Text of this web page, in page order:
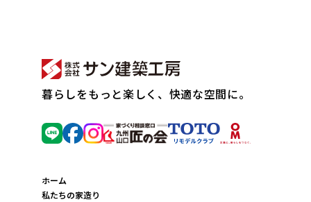
暮らしをもっと楽しく、快適な空間に。
ホーム
私たちの家造り